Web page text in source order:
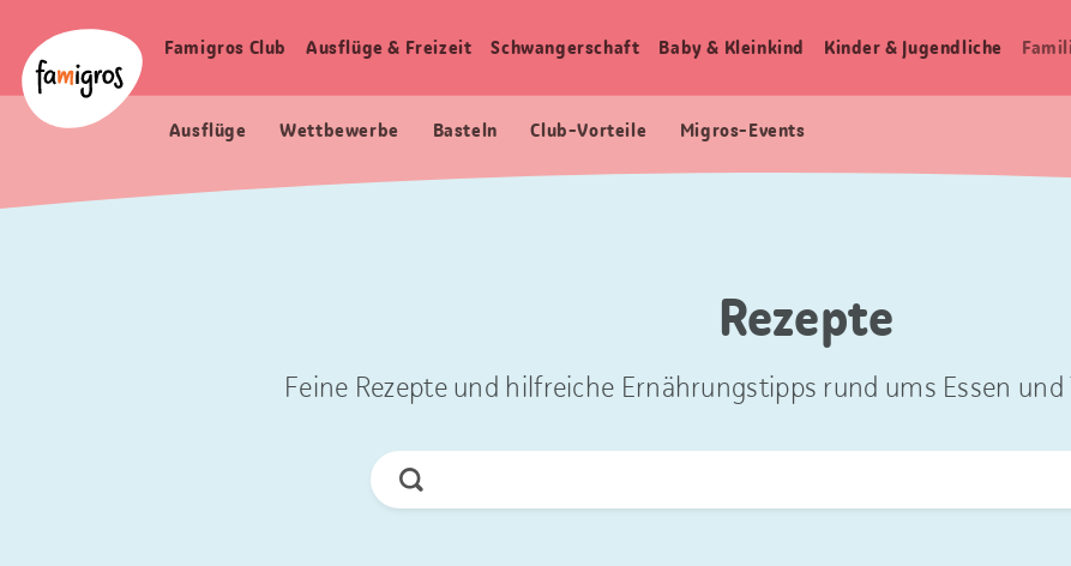
Navigation
Logo
Haupt
Famigros Club Ausflüge & Freizeit Schwangerschaft Baby & Kleinkind Kinder & Jugendliche
Ausflüge Wettbewerbe Basteln Club-Vorteile Migros-Events
Rezepte
Feine Rezepte und hilfreiche Ernährungstipps rund ums Essen
Jetzt